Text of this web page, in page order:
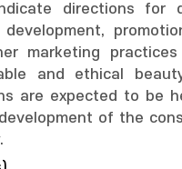
directions for
development,
marketing
and ethical
are expected to be
of the